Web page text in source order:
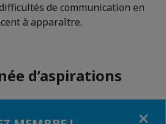
de communication en
à apparaître.
d’aspirations
prévoient de déployer de